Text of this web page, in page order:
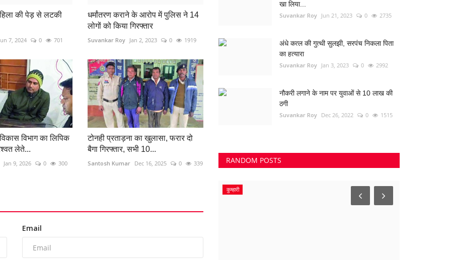
की पेड़ से लटकी
7, 2024 0 701
धर्मांतरण कराने के आरोप में पुलिस ने 14
लोगों को किया गिरफ्तार
Suvankar Roy Jan 2, 2023 0 1919
विभाग का लिपिक
लेते...
Jan 9, 2026 0 300
टोनही प्रताड़ना का खुलासा, फरार दो
बैगा गिरफ्तार, सभी 10...
Santosh Kumar Dec 16, 2025 0 339
Email
खा लिया...
Suvankar Roy Jun 21, 2023 0 2735
अंधे कत्ल की गुत्थी सुलझी, सरपंच निकला पिता
का हत्यारा
Suvankar Roy Jan 3, 2023 0 2992
नौकरी लगाने के नाम पर युवाओं से 10 लाख की
ठगी
Suvankar Roy Dec 26, 2022 0 1515
RANDOM POSTS
कुम्हारी